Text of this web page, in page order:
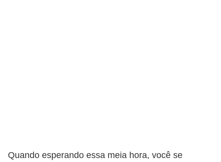
Quando esperando essa meia hora, você se
d